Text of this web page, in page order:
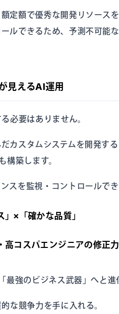
定額で優秀な開発リソース
ルできるため、予測不可能
見えるAI運用
必要はありません。
カスタムシステムを開発す
築します。
スを監視・コントロールでき
×「確かな品質」
高コスパエンジニアの修正
強のビジネス武器」へと進
な競争力を手に入れる。